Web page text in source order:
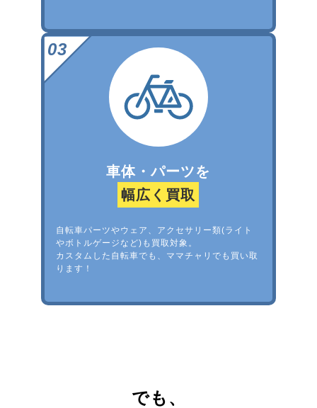
車体・パーツを
幅広く買取
自転車パーツやウェア、アクセサリー類(ライト
やボトルゲージなど)も買取対象。
カスタムした自転車でも、ママチャリでも買い取
ります！
でも、